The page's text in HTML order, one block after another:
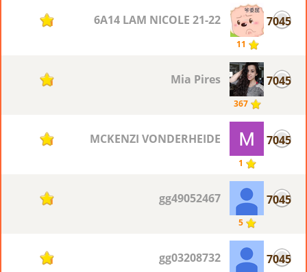
7045
11
6A14 LAM NICOLE 21-22
1
7045
367
Mia Pires
1
7045
1
MCKENZI VONDERHEIDE
1
7045
5
gg49052467
1
7045
gg03208732
1